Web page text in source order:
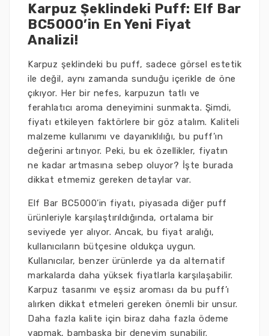
Karpuz Şeklindeki Puff: Elf Bar
BC5000’in En Yeni Fiyat
Analizi!
Karpuz şeklindeki bu puff, sadece görsel estetik
ile değil, aynı zamanda sunduğu içerikle de öne
çıkıyor. Her bir nefes, karpuzun tatlı ve
ferahlatıcı aroma deneyimini sunmakta. Şimdi,
fiyatı etkileyen faktörlere bir göz atalım. Kaliteli
malzeme kullanımı ve dayanıklılığı, bu puff’ın
değerini artırıyor. Peki, bu ek özellikler, fiyatın
ne kadar artmasına sebep oluyor? İşte burada
dikkat etmemiz gereken detaylar var.
Elf Bar BC5000’in fiyatı, piyasada diğer puff
ürünleriyle karşılaştırıldığında, ortalama bir
seviyede yer alıyor. Ancak, bu fiyat aralığı,
kullanıcıların bütçesine oldukça uygun.
Kullanıcılar, benzer ürünlerde ya da alternatif
markalarda daha yüksek fiyatlarla karşılaşabilir.
Karpuz tasarımı ve eşsiz aroması da bu puff’ı
alırken dikkat etmeleri gereken önemli bir unsur.
Daha fazla kalite için biraz daha fazla ödeme
yapmak, bambaşka bir deneyim sunabilir.